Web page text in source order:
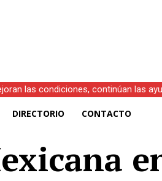
las condiciones, continúan las
DIRECTORIO CONTACTO